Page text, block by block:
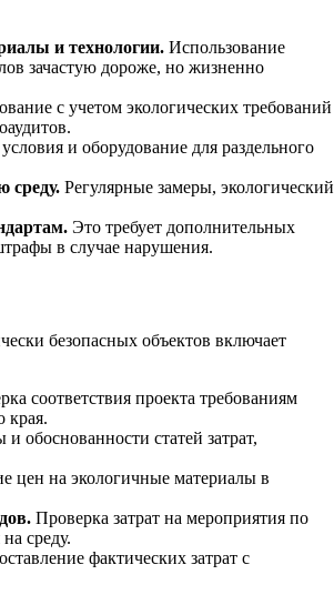
и технологии. Использование
зачастую дороже, но жизненно
с учетом экологических требований
и оборудование для раздельного
среду. Регулярные замеры, экологический
Это требует дополнительных
в случае нарушения.
безопасных объектов включает
соответствия проекта требованиям
края.
обоснованности статей затрат,
цен на экологичные материалы в
Проверка затрат на мероприятия по
среду.
фактических затрат с